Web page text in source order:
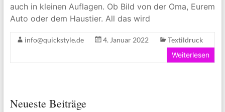
auch in kleinen Auflagen. Ob Bild von der Oma, Eurem
Auto oder dem Haustier. All das wird
info@quickstyle.de 4. Januar 2022
Textildruck
Weiterlesen
Neueste Beiträge